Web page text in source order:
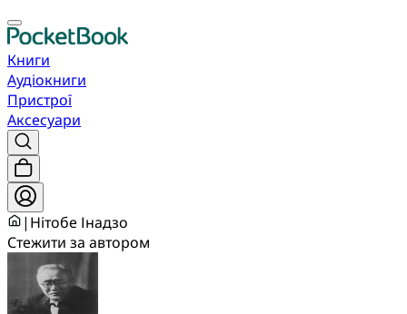
Книги
Аудіокниги
Пристрої
Аксесуари
| Нітобе Інадзо
Стежити за автором